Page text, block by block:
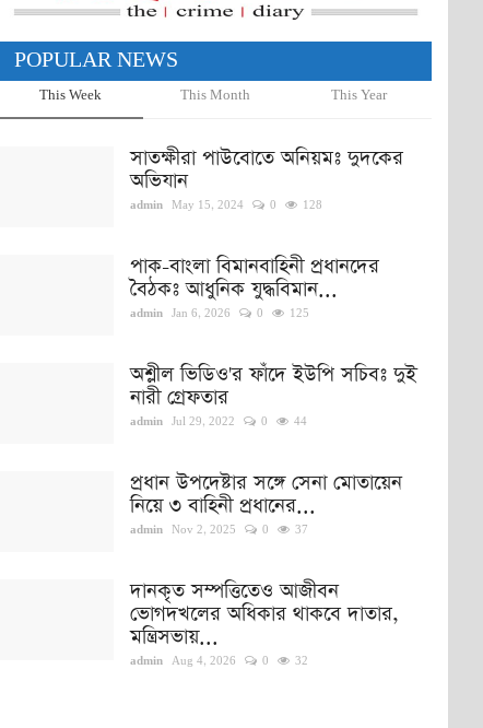
POPULAR NEWS
This Week This Month This Year
সাতক্ষীরা পাউবোতে অনিয়মঃ দুদকের
অভিযান
admin May 15, 2024 0 128
পাক-বাংলা বিমানবাহিনী প্রধানদের
বৈঠকঃ আধুনিক যুদ্ধবিমান...
admin Jan 6, 2026 0 125
অশ্লীল ভিডিও'র ফাঁদে ইউপি সচিবঃ দুই
নারী গ্রেফতার
admin Jul 29, 2022 0 44
প্রধান উপদেষ্টার সঙ্গে সেনা মোতায়েন
নিয়ে ৩ বাহিনী প্রধানের...
admin Nov 2, 2025 0 37
দানকৃত সম্পত্তিতেও আজীবন
ভোগদখলের অধিকার থাকবে দাতার,
মন্ত্রিসভায়...
admin Aug 4, 2026 0 32